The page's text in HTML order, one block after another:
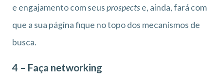
e engajamento com seusprospectse, ainda, fará com
que a sua página fique no topo dos mecanismos de
busca.
4 – Faça networking